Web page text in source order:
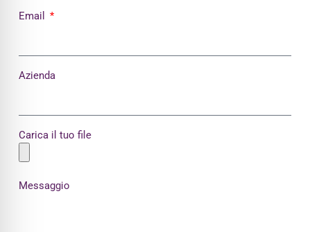
Email
Azienda
Carica il tuo file
Messaggio